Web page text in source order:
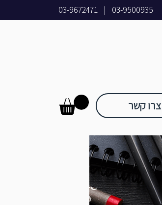
03-9500935
|
03-9672471
צרו קשר